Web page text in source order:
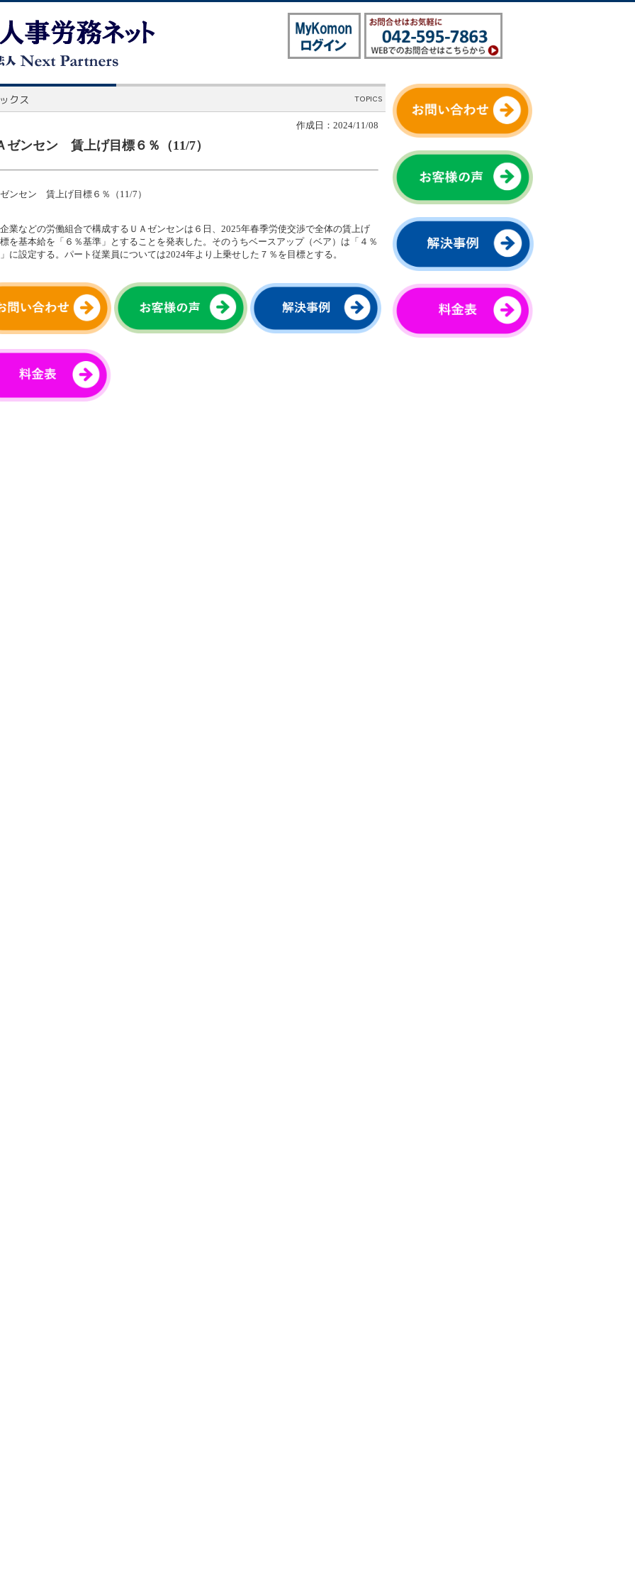
作成日：2024/11/08
ゼンセン 賃上げ目標６％（11/7）
ンセン 賃上げ目標６％（11/7）
業などの労働組合で構成するＵＡゼンセンは６日、2025年春季労使交渉で全体の賃上げ
を基本給を「６％基準」とすることを発表した。そのうちベースアップ（ベア）は「４％
に設定する。パート従業員については2024年より上乗せした７％を目標とする。